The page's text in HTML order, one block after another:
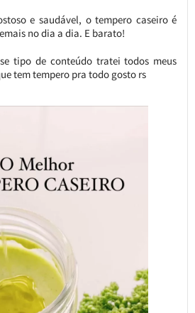
e saudável, o tempero caseiro é
no dia a dia. E barato!
tipo de conteúdo tratei todos meus
tem tempero pra todo gosto rs